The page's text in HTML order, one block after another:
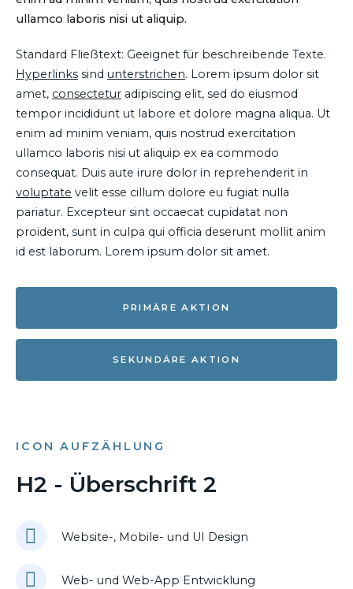
ullamco laboris nisi ut aliquip.
Standard Fließtext: Geeignet für beschreibende Texte.
Hyperlinks sind unterstrichen. Lorem ipsum dolor sit
amet, consectetur adipiscing elit, sed do eiusmod
tempor incididunt ut labore et dolore magna aliqua. Ut
enim ad minim veniam, quis nostrud exercitation
ullamco laboris nisi ut aliquip ex ea commodo
consequat. Duis aute irure dolor in reprehenderit in
voluptate velit esse cillum dolore eu fugiat nulla
pariatur. Excepteur sint occaecat cupidatat non
proident, sunt in culpa qui officia deserunt mollit anim
id est laborum. Lorem ipsum dolor sit amet.
PRIMÄRE AKTION
SEKUNDÄRE AKTION
ICON AUFZÄHLUNG
H2 - Überschrift 2
Website-, Mobile- und UI Design
Web- und Web-App Entwicklung